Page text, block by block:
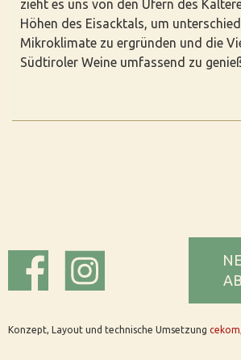
zieht es uns von den Ufern des
Höhen des Eisacktals, um
Mikroklimate zu ergründen und die
Südtiroler Weine umfassend zu
Konzept, Layout und technische Umsetzung